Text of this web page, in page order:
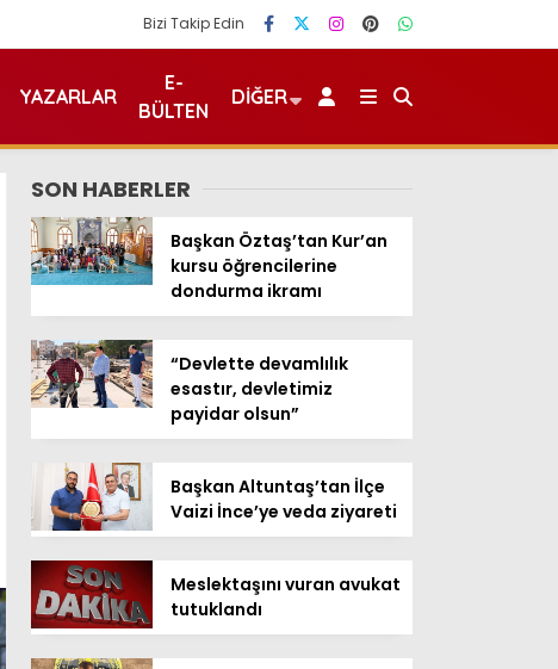
Bizi Takip Edin
YAZARLAR
E-
BÜLTEN
DIĞER
SON HABERLER
Başkan Öztaş’tan Kur’an
kursu öğrencilerine
dondurma ikramı
“Devlette devamlılık
esastır, devletimiz
payidar olsun”
Başkan Altuntaş’tan İlçe
Vaizi İnce’ye veda ziyareti
Meslektaşını vuran avukat
tutuklandı